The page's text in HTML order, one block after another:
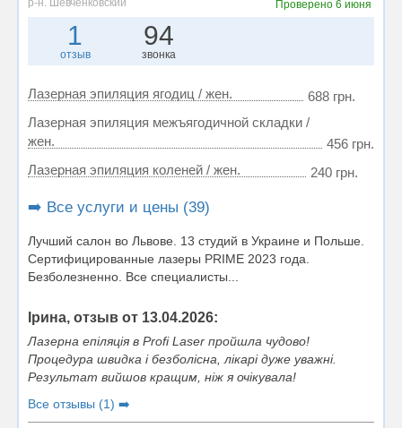
р-н. Шевченковский Проверено 6 июня
1
отзыв
94
звонка
Лазерная эпиляция ягодиц / жен.
688 грн.
Лазерная эпиляция межъягодичной складки /
жен.
456 грн.
Лазерная эпиляция коленей / жен.
240 грн.
➡️ Все услуги и цены (39)
Лучший салон во Львове. 13 студий в Украине и Польше.
Сертифицированные лазеры PRIME 2023 года.
Безболезненно. Все специалисты...
Ірина, отзыв от 13.04.2026:
Лазерна епіляція в Profi Laser пройшла чудово!
Процедура швидка і безболісна, лікарі дуже уважні.
Результат вийшов кращим, ніж я очікувала!
Все отзывы (1) ➡️